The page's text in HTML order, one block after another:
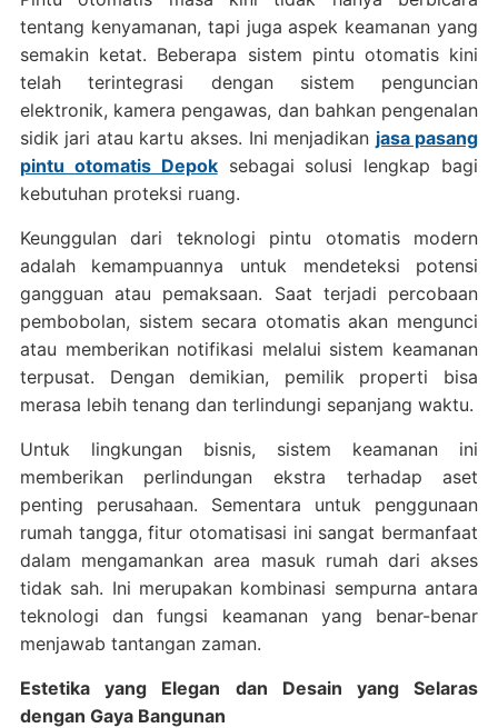
tentang kenyamanan, tapi juga aspek keamanan yang
semakin ketat. Beberapa sistem pintu otomatis kini
telah terintegrasi dengan sistem penguncian
elektronik, kamera pengawas, dan bahkan pengenalan
sidik jari atau kartu akses. Ini menjadikan jasa pasang
pintu otomatis Depoksebagai solusi lengkap bagi
kebutuhan proteksi ruang.
Keunggulan dari teknologi pintu otomatis modern
adalah kemampuannya untuk mendeteksi potensi
gangguan atau pemaksaan. Saat terjadi percobaan
pembobolan, sistem secara otomatis akan mengunci
atau memberikan notifikasi melalui sistem keamanan
terpusat. Dengan demikian, pemilik properti bisa
merasa lebih tenang dan terlindungi sepanjang waktu.
Untuk lingkungan bisnis, sistem keamanan ini
memberikan perlindungan ekstra terhadap aset
penting perusahaan. Sementara untuk penggunaan
rumah tangga, fitur otomatisasi ini sangat bermanfaat
dalam mengamankan area masuk rumah dari akses
tidak sah. Ini merupakan kombinasi sempurna antara
teknologi dan fungsi keamanan yang benar-benar
menjawab tantangan zaman.
Estetika yang Elegan dan Desain yang Selaras
dengan Gaya Bangunan